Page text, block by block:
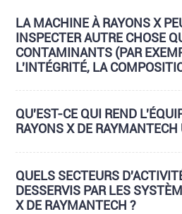
LA MACHINE À RAYONS X
INSPECTER AUTRE CHOSE
CONTAMINANTS (PAR
L'INTÉGRITÉ, LA
QU'EST-CE QUI REND
RAYONS X DE RAYMANTECH
QUELS SECTEURS
DESSERVIS PAR LES
X DE RAYMANTECH ?